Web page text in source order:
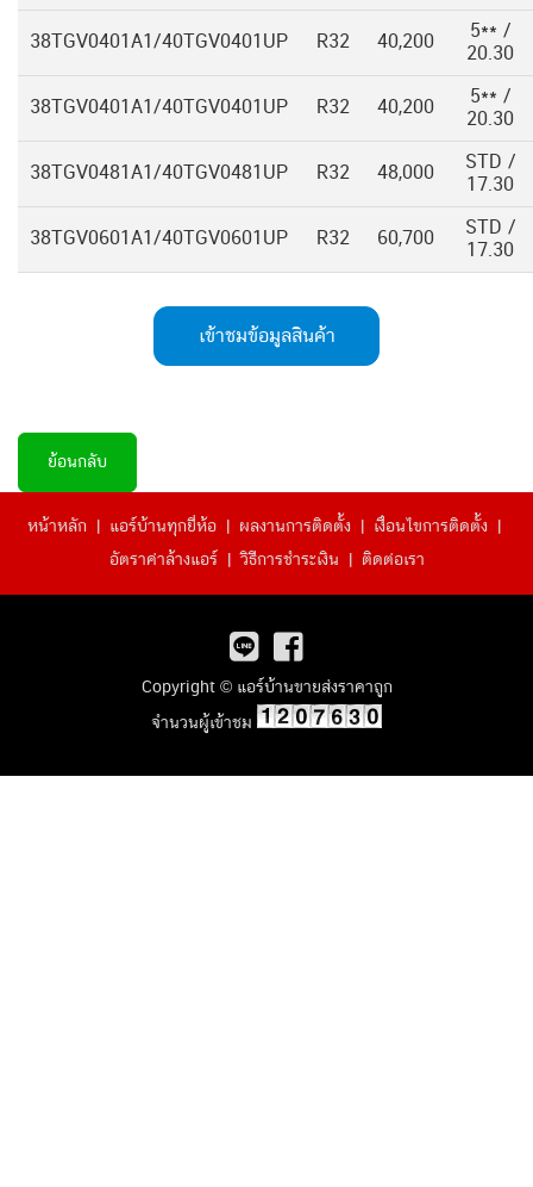
38TGV0401A1/40TGV0401UP R32 40,200
5** /
20.30
38TGV0401A1/40TGV0401UP R32 40,200
5** /
20.30
38TGV0481A1/40TGV0481UP R32 48,000
STD /
17.30
38TGV0601A1/40TGV0601UP R32 60,700
STD /
17.30
เข้าชมข้อมูลสินค้า
ย้อนกลับ
หน้าหลัก แอร์บ้านทุกยี่ห้อ ผลงานการติดตั้ง เงื่อนไขการติดตั้ง
อัตราค่าล้างแอร์
วิธีการชำระเงิน ติดต่อเรา
Copyright © แอร์บ้านขายส่งราคาถูก
จำนวนผู้เข้าชม